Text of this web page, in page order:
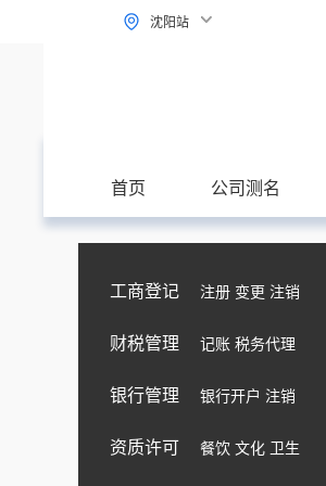
沈阳站
首页 公司测名
工商登记 注册 变更 注销
财税管理 记账 税务代理
银行管理 银行开户 注销
资质许可 餐饮 文化 卫生